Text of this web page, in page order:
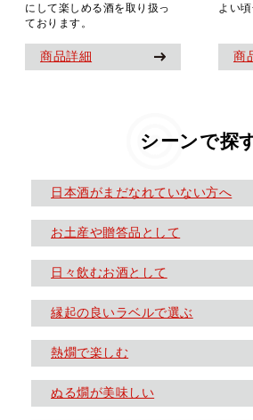
よい
商
にして楽しめる酒を取り扱っ
ております。
商品詳細
シーンで探
日本酒がまだなれていない方へ
お土産や贈答品として
日々飲むお酒として
縁起の良いラベルで選ぶ
熱燗で楽しむ
ぬる燗が美味しい